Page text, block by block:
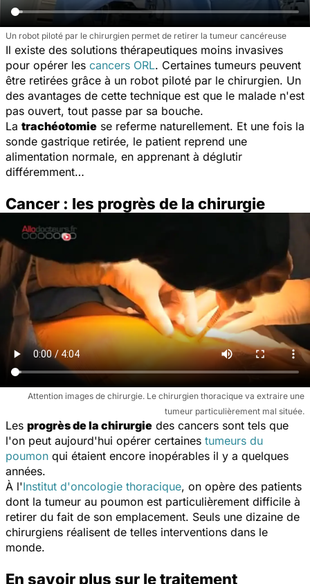
Un robot piloté par le chirurgien permet de retirer la tumeur cancéreuse
Il existe des solutions thérapeutiques moins invasives
pour opérer les cancers ORL. Certaines tumeurs peuvent
être retirées grâce à un robot piloté par le chirurgien. Un
des avantages de cette technique est que le malade n'est
pas ouvert, tout passe par sa bouche.
La trachéotomie se referme naturellement. Et une fois la
sonde gastrique retirée, le patient reprend une
alimentation normale, en apprenant à déglutir
différemment…
Cancer : les progrès de la chirurgie
Attention images de chirurgie. Le chirurgien thoracique va extraire une
tumeur particulièrement mal située.
Les progrès de la chirurgie des cancers sont tels que
l'on peut aujourd'hui opérer certaines tumeurs du
poumon qui étaient encore inopérables il y a quelques
années.
À l'Institut d'oncologie thoracique, on opère des patients
dont la tumeur au poumon est particulièrement difficile à
retirer du fait de son emplacement. Seuls une dizaine de
chirurgiens réalisent de telles interventions dans le
monde.
En savoir plus sur le traitement